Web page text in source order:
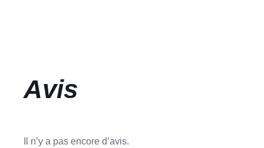
Avis
Il n’y a pas encore d’avis.